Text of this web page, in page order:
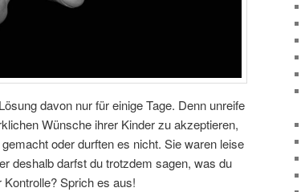
davon nur für einige Tage. Denn unreife
Wünsche ihrer Kinder zu akzeptieren,
oder durften es nicht. Sie waren leise
deshalb darfst du trotzdem sagen, was du
Sprich es aus!